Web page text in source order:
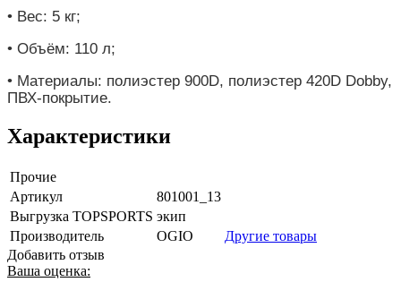
• Вес: 5 кг;
• Объём: 110 л;
• Материалы: полиэстер 900D, полиэстер 420D Dobby,
ПВХ-покрытие.
Характеристики
Прочие
Артикул
801001_13
Выгрузка TOPSPORTS экип
Производитель
OGIO
Другие товары
Добавить отзыв
Ваша оценка: